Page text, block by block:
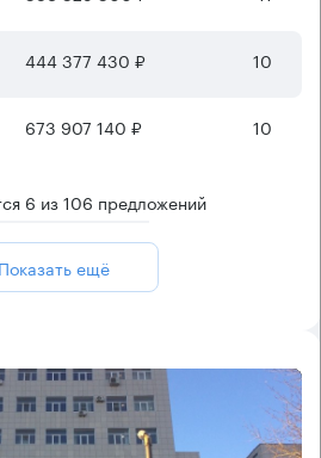
444 377 430 ₽ 10
673 907 140 ₽ 10
6 из106 предложений
Показать ещё